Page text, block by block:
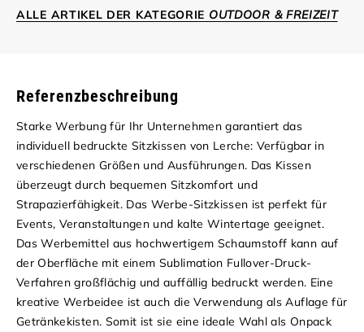
ALLE ARTIKEL DER KATEGORIE OUTDOOR & FREIZEIT
Referenzbeschreibung
Starke Werbung für Ihr Unternehmen garantiert das
individuell bedruckte Sitzkissen von Lerche: Verfügbar in
verschiedenen Größen und Ausführungen. Das Kissen
überzeugt durch bequemen Sitzkomfort und
Strapazierfähigkeit. Das Werbe-Sitzkissen ist perfekt für
Events, Veranstaltungen und kalte Wintertage geeignet.
Das Werbemittel aus hochwertigem Schaumstoff kann auf
der Oberfläche mit einem Sublimation Fullover-Druck-
Verfahren großflächig und auffällig bedruckt werden. Eine
kreative Werbeidee ist auch die Verwendung als Auflage für
Getränkekisten. Somit ist sie eine ideale Wahl als Onpack